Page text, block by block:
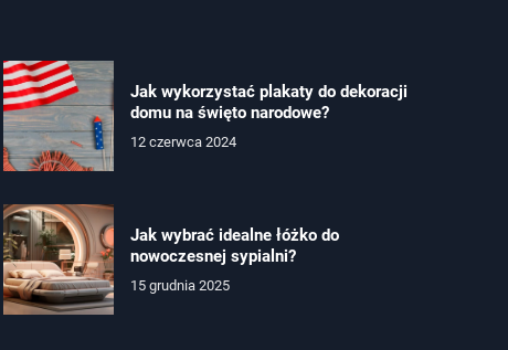
Jak wykorzystać plakaty do dekoracji
domu na święto narodowe?
12 czerwca 2024
Jak wybrać idealne łóżko do
nowoczesnej sypialni?
15 grudnia 2025